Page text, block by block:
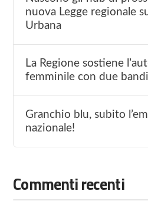
nuova Legge regionale
Urbana
La Regione sostiene
femminile con due bandi
Granchio blu, subito
nazionale!
Commenti recenti